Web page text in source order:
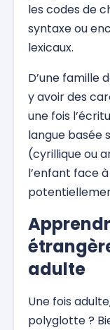
les codes de
syntaxe ou
lexicaux.
D’une famille
y avoir des
une fois
langue basée
(cyrillique ou
l’enfant face
adulte
Une fois
polyglotte ?